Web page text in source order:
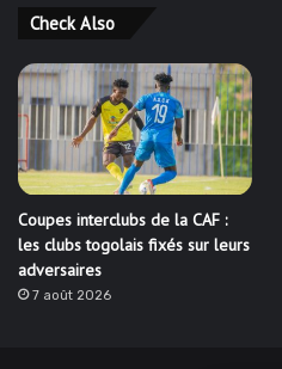
Check Also
Coupes interclubs de la CAF :
les clubs togolais fixés sur leurs
adversaires
7 août 2026